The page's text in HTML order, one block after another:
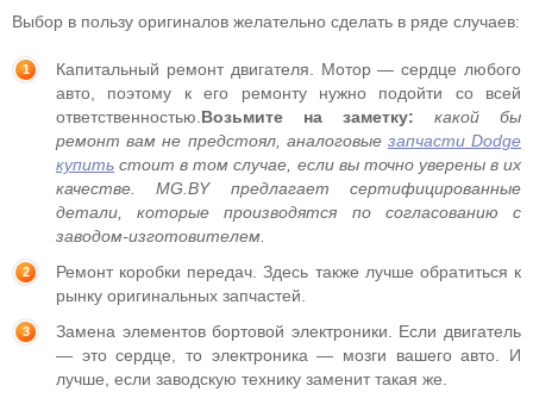
Выбор в пользу оригиналов желательно сделать в ряде случаев:
Капитальный ремонт двигателя. Мотор — сердце любого
авто, поэтому к его ремонту нужно подойти со всей
ответственностью. Возьмите на заметку:
какой бы
ремонт вам не предстоял, аналоговые запчасти Dodge
купить стоит в том случае, если вы точно уверены в их
качестве. MG.BY предлагает сертифицированные
детали, которые производятся по согласованию с
заводом-изготовителем.
Ремонт коробки передач. Здесь также лучше обратиться к
рынку оригинальных запчастей.
Замена элементов бортовой электроники. Если двигатель
— это сердце, то электроника — мозги вашего авто. И
лучше, если заводскую технику заменит такая же.